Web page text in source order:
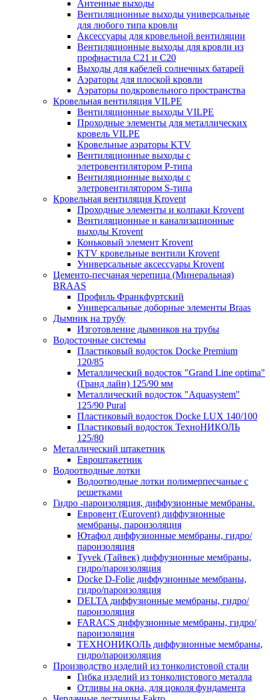
Антенные выходы
Вентиляционные выходы универсальные
для любого типа кровли
Аксессуары для кровельной вентиляции
Вентиляционные выходы для кровли из
профнастила C21 и С20
Выходы для кабелей солнечных батарей
Аэраторы для плоской кровли
Аэраторы подкровельного пространства
Кровельная вентиляция VILPE
Вентиляционные выходы VILPE
Проходные элементы для металлических
кровель VILPE
Кровельные аэраторы KTV
Вентиляционные выходы с
элетровентилятором P-типа
Вентиляционные выходы с
элетровентилятором S-типа
Кровельная вентиляция Krovent
Проходные элементы и колпаки Krovent
Вентиляционные и канализационные
выходы Krovent
Коньковый элемент Krovent
KTV кровельные вентили Krovent
Универсальные аксессуары Krovent
Цементо-песчаная черепица (Минеральная)
BRAAS
Профиль Франкфуртский
Универсальные доборные элементы Braas
Дымник на трубу
Изготовление дымников на трубы
Водосточные системы
Пластиковый водосток Docke Premium
120/85
Металлический водосток "Grand Line optima"
(Гранд лайн) 125/90 мм
Металлический водосток "Aquasystem"
125/90 Pural
Пластиковый водосток Docke LUX 140/100
Пластиковый водосток ТехноНИКОЛЬ
125/80
Металлический штакетник
Евроштакетник
Водоотводные лотки
Водоотводные лотки полимерпесчаные с
решетками
Гидро -пароизоляция, диффузионные мембраны.
Евровент (Eurovent) диффузионные
мембраны, пароизоляция
Ютафол диффузионные мембраны, гидро/
пароизоляция
Tyvek (Тайвек) диффузионные мембраны,
гидро/пароизоляция
Docke D-Folie диффузионные мембраны,
гидро/пароизоляция
DELTA диффузионные мембраны, гидро/
пароизоляция
FARACS диффузионные мембраны, гидро/
пароизоляция
ТЕХНОНИКОЛЬ диффузионные мембраны,
гидро/пароизоляция
Производство изделий из тонколистовой стали
Гибка изделий из тонколистового металла
Отливы на окна, для цоколя фундамента